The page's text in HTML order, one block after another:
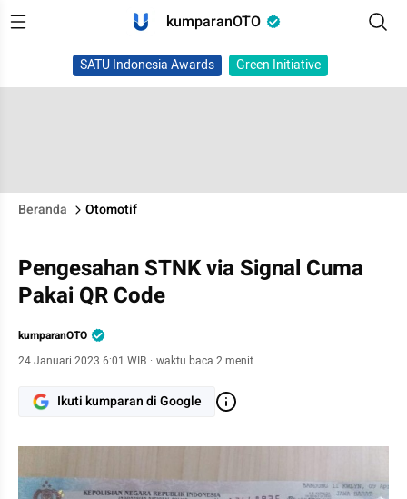
kumparanOTO
SATU Indonesia Awards Green Initiative
Beranda Otomotif
Pengesahan STNK via Signal Cuma
Pakai QR Code
kumparanOTO
24 Januari 2023 6:01 WIB · waktu baca 2 menit
Ikuti kumparan di Google